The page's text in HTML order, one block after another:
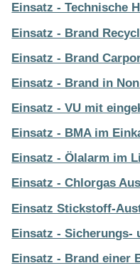
Einsatz - Technische
Einsatz - Brand
Einsatz - Brand
Einsatz - Brand in
Einsatz - VU mit
Einsatz - BMA im
Einsatz - Ölalarm im
Einsatz - Chlorgas
Einsatz Stickstoff-
Einsatz - Sicherungs-
Einsatz - Brand einer